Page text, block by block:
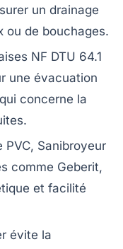
un drainage
ou de bouchages.
NF DTU 64.1
une évacuation
concerne la
Sanibroyeur
comme Geberit,
et facilité
évite la